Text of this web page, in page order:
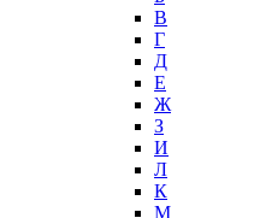
В
Г
Д
Е
Ж
З
И
Л
К
М